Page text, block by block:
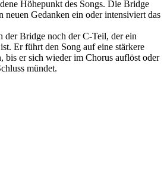
Höhepunkt des Songs. Die Bridge
neuen Gedanken ein oder intensiviert das
der Bridge noch der C-Teil, der ein
Er führt den Song auf eine stärkere
bis er sich wieder im Chorus auflöst oder
mündet.